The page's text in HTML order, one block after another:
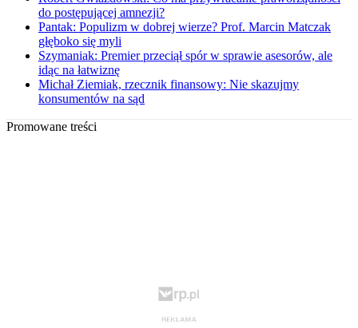
do postępującej amnezji?
Pantak: Populizm w dobrej wierze? Prof. Marcin Matczak
głęboko się myli
Szymaniak: Premier przeciął spór w sprawie asesorów, ale
idąc na łatwiznę
Michał Ziemiak, rzecznik finansowy: Nie skazujmy
konsumentów na sąd
Promowane treści